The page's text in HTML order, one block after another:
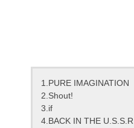
1.PURE IMAGINATION
2.Shout!
3.if
4.BACK IN THE U.S.S.R